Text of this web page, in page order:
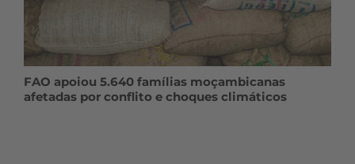
FAO apoiou 5.640 famílias moçambicanas
afetadas por conflito e choques climáticos